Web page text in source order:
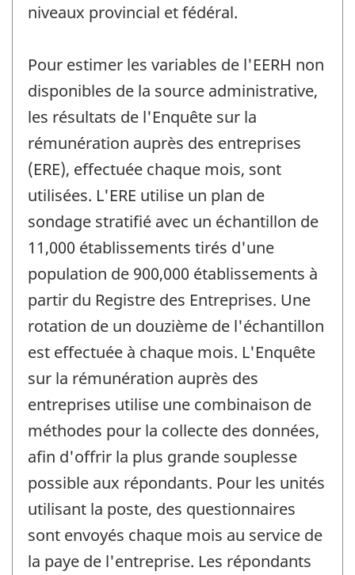
niveaux provincial et fédéral.
Pour estimer les variables de l'EERH non
disponibles de la source administrative,
les résultats de l'Enquête sur la
rémunération auprès des entreprises
(ERE), effectuée chaque mois, sont
utilisées. L'ERE utilise un plan de
sondage stratifié avec un échantillon de
11,000 établissements tirés d'une
population de 900,000 établissements à
partir du Registre des Entreprises. Une
rotation de un douzième de l'échantillon
est effectuée à chaque mois. L'Enquête
sur la rémunération auprès des
entreprises utilise une combinaison de
méthodes pour la collecte des données,
afin d'offrir la plus grande souplesse
possible aux répondants. Pour les unités
utilisant la poste, des questionnaires
sont envoyés chaque mois au service de
la paye de l'entreprise. Les répondants